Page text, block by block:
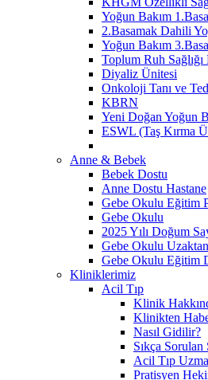
Yoğun Bakım
2.Basamak Dahili
Yoğun Bakım
Toplum Ruh
Diyaliz Ünitesi
Onkoloji Tanı ve
KBRN
Yeni Doğan Yoğun
ESWL (Taş Kırma
Anne & Bebek
Bebek Dostu
Anne Dostu Hastane
Gebe Okulu Eğitim
Gebe Okulu
2025 Yılı Doğum
Gebe Okulu
Gebe Okulu Eğitim
Kliniklerimiz
Acil Tıp
Klinik
Klinikten
Nasıl Gidilir?
Sıkça Sorulan
Acil Tıp
Pratisyen